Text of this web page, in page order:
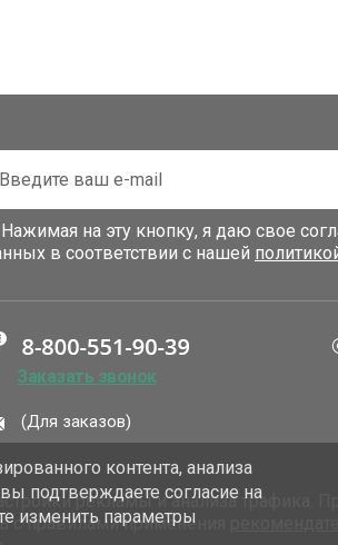
Нажимая на эту кнопку, я даю свое
в соответствии с нашей
Заказать звонок
(Для заказов)
рекламы и анализа трафика.
с правилами применения
контента, анализа
подтверждаете согласие на
изменить параметры